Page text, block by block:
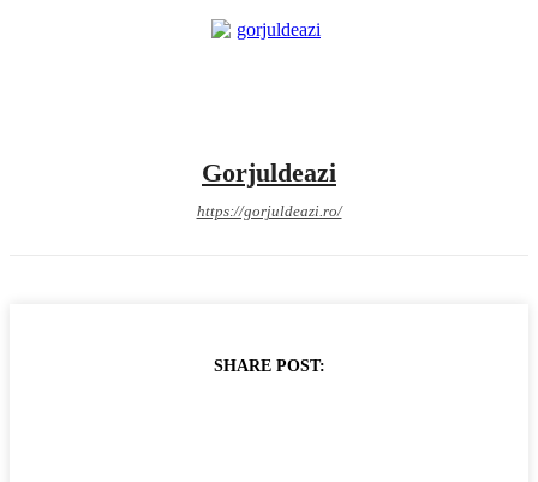
Gorjuldeazi
https://gorjuldeazi.ro/
SHARE POST: